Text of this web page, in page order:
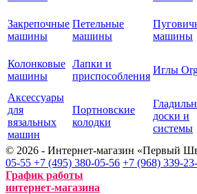
Закрепочные
машины
Петельные
машины
машины
Колонковые
машины
Лапки и
приспособления
Иглы
Аксессуары
для
вязальных
машин
Портновские
колодки
доски и
системы
© 2026 - Интернет-магазин «Первый
05-55 +7 (495) 380-05-56 +7 (968) 339-
График работы
интернет-магазина